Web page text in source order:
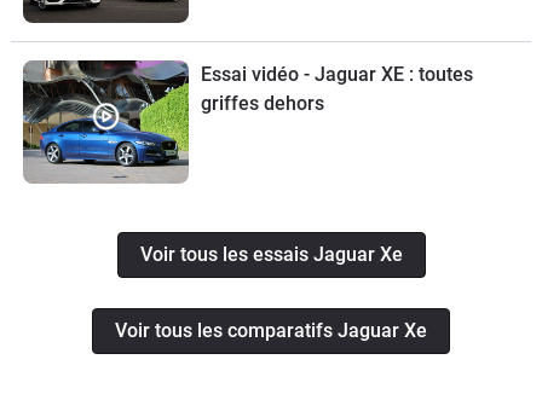
Essai vidéo - Jaguar XE : toutes
griffes dehors
Voir tous les essais Jaguar Xe
Voir tous les comparatifs Jaguar Xe